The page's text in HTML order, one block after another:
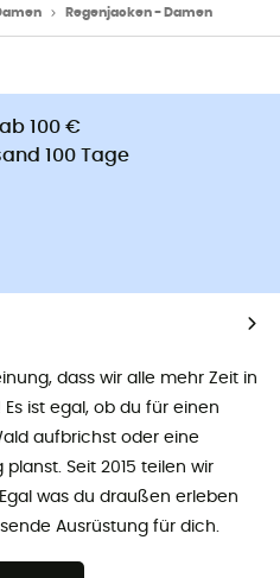
Regenjacken - Damen
100 €
100 Tage
dass wir alle mehr Zeit in
ist egal, ob du für einen
aufbrichst oder eine
Seit 2015 teilen wir
was du draußen erleben
Ausrüstung für dich.